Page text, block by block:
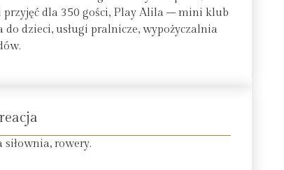
przyjęć dla 350 gości, Play Alila – mini klub
dzieci, usługi pralnicze, wypożyczalnia
siłownia, rowery.